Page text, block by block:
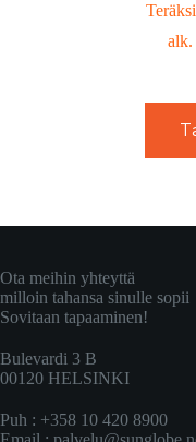
Ota meihin yhteyttä
milloin tahansa sinulle sopii
Sovitaan tapaaminen!
Bulevardi 3 B
00120 HELSINKI
Puh : +358 10 420 8900